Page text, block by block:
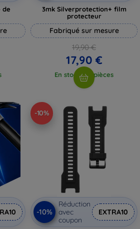
de
3mk Silverprotection+ film
protecteur
Fabriqué sur mesure
19,90 €
17,90 €
En stock > 5 pièces
-10%
-10%
Réduction
avec
coupon
EXTRA10